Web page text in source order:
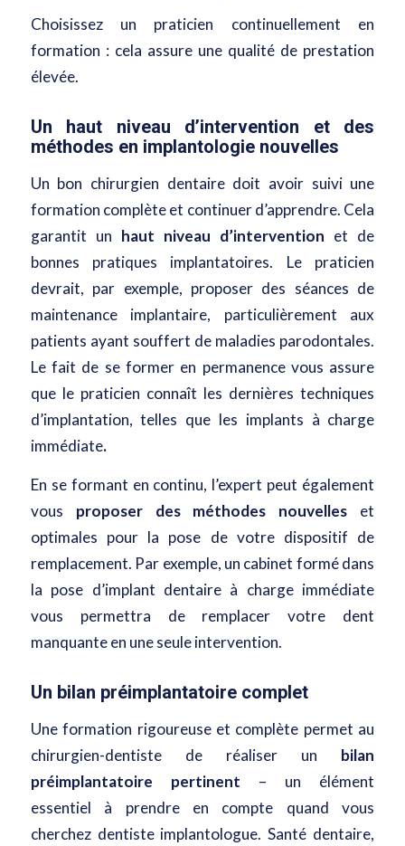
Choisissez un praticien continuellement en
formation : cela assure une qualité de prestation
élevée.
Un haut niveau d’intervention et des
méthodes en implantologie nouvelles
Un bon chirurgien dentaire doit avoir suivi une
formation complète et continuer d’apprendre. Cela
garantit un haut niveau d’intervention et de
bonnes pratiques implantatoires. Le praticien
devrait, par exemple, proposer des séances de
maintenance implantaire, particulièrement aux
patients ayant souffert de maladies parodontales.
Le fait de se former en permanence vous assure
que le praticien connaît les dernières techniques
d’implantation, telles que les implants à charge
immédiate.
En se formant en continu, l’expert peut également
vous proposer des méthodes nouvelles et
optimales pour la pose de votre dispositif de
remplacement. Par exemple, un cabinet formé dans
la pose d’implant dentaire à charge immédiate
vous permettra de remplacer votre dent
manquante en une seule intervention.
Un bilan préimplantatoire complet
Une formation rigoureuse et complète permet au
chirurgien-dentiste de réaliser un bilan
préimplantatoire pertinent – un élément
essentiel à prendre en compte quand vous
cherchez dentiste implantologue. Santé dentaire,